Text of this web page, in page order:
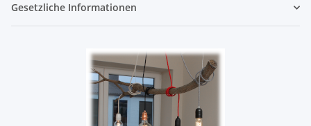
Gesetzliche Informationen